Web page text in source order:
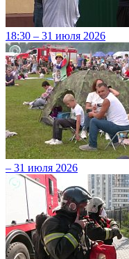
18:30 – 31 июля 2026
– 31 июля 2026